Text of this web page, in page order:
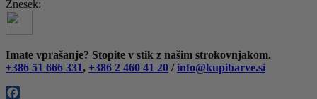
480mm
130mm
količina
Znesek:
Imate vprašanje? Stopite v stik z našim strokovnjakom.
+386 51 666 331, +386 2 460 41 20 /info@kupibarve.si